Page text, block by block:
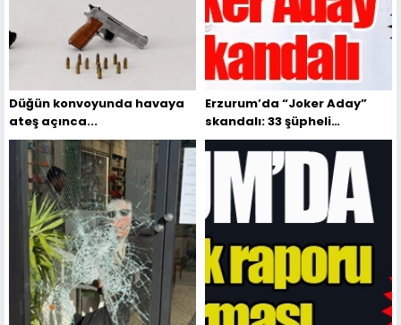
Düğün konvoyunda havaya
ateş açınca...
Erzurum’da “Joker Aday”
skandalı: 33 şüpheli
gözaltında...